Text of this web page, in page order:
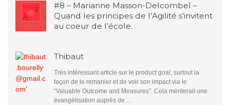
#8 – Marianne Masson-Delcombel –
Quand les principes de l’Agilité s’invitent
au coeur de l’école.
Thibaut
Très intéressant article sur le product goal, surtout la
façon de le remanier et de voir son impact via le
“Valuable Outcome and Measures”. Cela mériterait une
évangélisation auprès de…